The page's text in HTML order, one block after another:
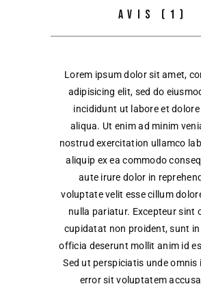
AVIS (1)
Lorem ipsum dolor sit amet,
adipisicing elit, sed do
incididunt ut labore et dolore
aliqua. Ut enim ad minim
nostrud exercitation ullamco
aliquip ex ea commodo
aute irure dolor in
voluptate velit esse cillum
nulla pariatur. Excepteur sint
cupidatat non proident, sunt
officia deserunt mollit anim id
Sed ut perspiciatis unde omnis
error sit voluptatem